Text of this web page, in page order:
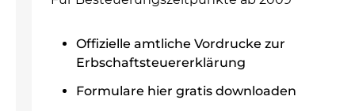
Offizielle amtliche Vordrucke zur
Erbschaftsteuererklärung
Formulare hier gratis downloaden